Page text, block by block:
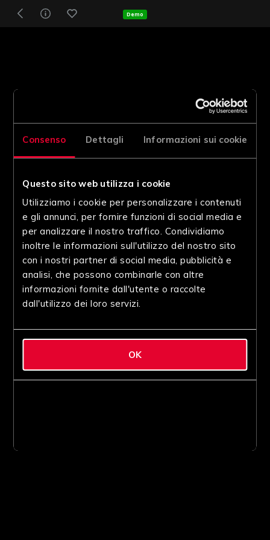
Consenso Dettagli Informazioni sui cookie
Questo sito web utilizza i cookie
Utilizziamo i cookie per personalizzare i contenuti
e gli annunci, per fornire funzioni di social media e
per analizzare il nostro traffico. Condividiamo
inoltre le informazioni sull'utilizzo del nostro sito
con i nostri partner di social media, pubblicità e
analisi, che possono combinarle con altre
informazioni fornite dall'utente o raccolte
dall'utilizzo dei loro servizi.
OK
Demo